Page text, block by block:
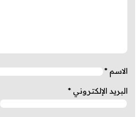
الاسم *
البريد الإلكتروني *